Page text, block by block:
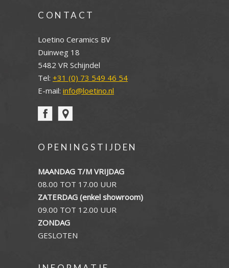
CONTACT
Loetino Ceramics BV
Duinweg 18
5482 VR Schijndel
Tel: +31 (0) 73 549 46 54
E-mail: info@loetino.nl
OPENINGSTIJDEN
MAANDAG T/M VRIJDAG
08.00 TOT 17.00 UUR
ZATERDAG (enkel showroom)
09.00 TOT 12.00 UUR
ZONDAG
GESLOTEN